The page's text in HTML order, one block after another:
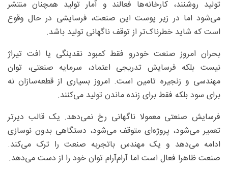
تولید روشنند، کارخانه‌ها فعالند و آمار تولید همچنان منتشر
می‌شود اما در زیر پوست این صنعت، فرسایشی در حال وقوع
است که شاید خطرناک‌تر از توقف ناگهانی تولید باشد.
بحران امروز صنعت خودرو فقط کمبود نقدینگی یا افت تیراژ
نیست بلکه فرسایش تدریجی اعتماد، سرمایه صنعتی، توان
مهندسی و زنجیره تامین است. امروز بسیاری از قطعه‌سازان نه
برای سود بلکه فقط برای زنده ماندن تولید می‌کنند.
فرسایش صنعتی معمولا ناگهانی رخ نمی‌دهد. یک قالب دیرتر
تعمیر می‌شود، پروژه‌ای متوقف می‌شود، دستگاهی بدون نوسازی
ادامه می‌دهد و یک مهندس باتجربه صنعت را ترک می‌کند.
صنعت ظاهرا فعال است اما آرام‌آرام توان خود را از دست می‌دهد.